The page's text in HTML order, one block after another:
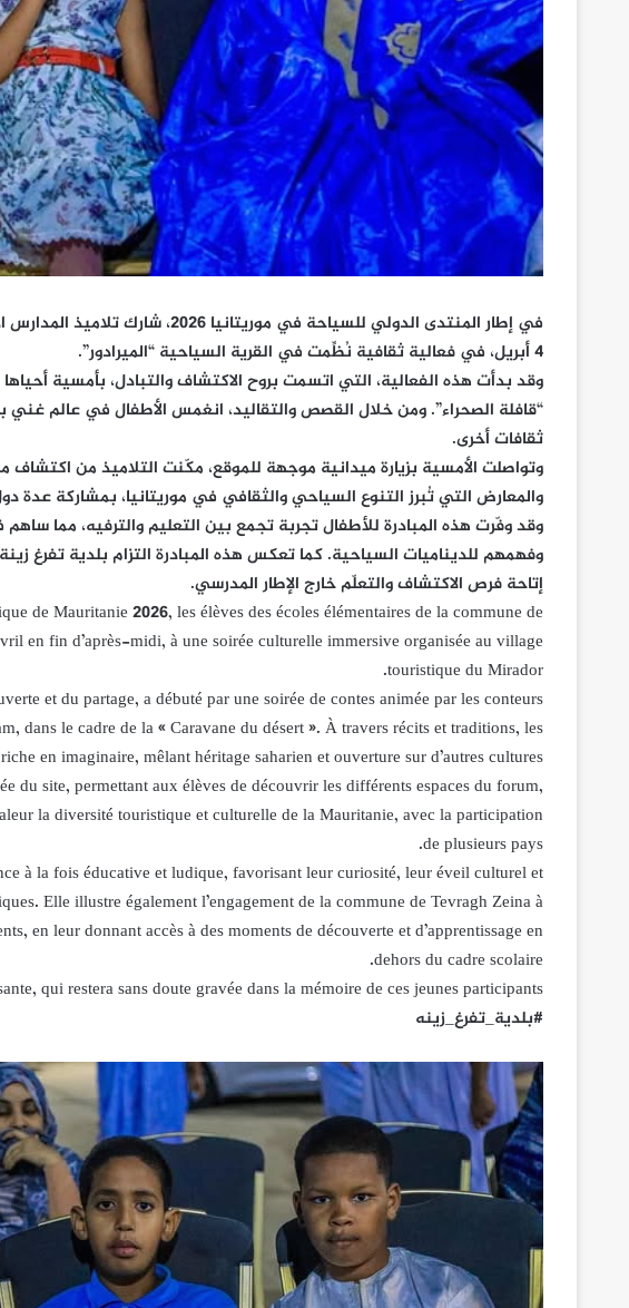
في إطار المنتدى الدولي للسياحة في
4 أبريل، في فعالية ثقافية نُظِّمت في القرية السياحية “الميرادور”.
وقد بدأت هذه الفعالية، التي اتسمت بروح الاكتشاف والتبادل، بأمسية
“قافلة الصحراء”. ومن خلال القصص والتقاليد، انغمس الأطفال في عالم غني
ثقافات أخرى.
وتواصلت الأمسية بزيارة ميدانية موجهة للموقع، مكّنت التلاميذ من اكتشاف
والمعارض التي تُبرز التنوع السياحي والثقافي في موريتانيا، بمشاركة عدة
وقد وفّرت هذه المبادرة للأطفال تجربة تجمع بين التعليم والترفيه، مما
وفهمهم للديناميات السياحية. كما تعكس هذه المبادرة التزام بلدية تفرغ
إتاحة فرص الاكتشاف والتعلّم خارج الإطار المدرسي.
de Mauritanie 2026, les élèves des écoles élémentaires de la commune de
en fin d’après-midi, à une soirée culturelle immersive organisée au village
touristique du Mirador.
et du partage, a débuté par une soirée de contes animée par les conteurs
dans le cadre de la « Caravane du désert ». À travers récits et traditions, les
en imaginaire, mêlant héritage saharien et ouverture sur d’autres cultures.
du site, permettant aux élèves de découvrir les différents espaces du forum,
la diversité touristique et culturelle de la Mauritanie, avec la participation
de plusieurs pays.
à la fois éducative et ludique, favorisant leur curiosité, leur éveil culturel et
Elle illustre également l’engagement de la commune de Tevragh Zeina à
en leur donnant accès à des moments de découverte et d’apprentissage en
dehors du cadre scolaire.
qui restera sans doute gravée dans la mémoire de ces jeunes participants.
#بلدية_تفرغ_زينه